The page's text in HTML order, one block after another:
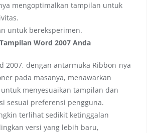
mengoptimalkan tampilan untuk
untuk bereksperimen.
Word 2007 Anda
2007, dengan antarmuka Ribbon-nya
pada masanya, menawarkan
menyesuaikan tampilan dan
sesuai preferensi pengguna.
terlihat sedikit ketinggalan
versi yang lebih baru,